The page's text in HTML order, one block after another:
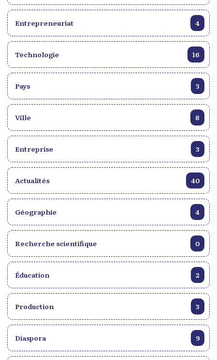
Entrepreneuriat 4
Technologie 16
Pays 3
Ville 8
Entreprise 3
Actualités 40
Géographie 4
Recherche scientifique 0
Éducation 2
Production 3
Diaspora 9